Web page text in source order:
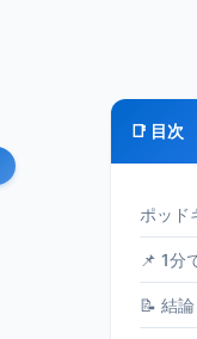
📑 目次
ポッド
📌 1分
📝 結論